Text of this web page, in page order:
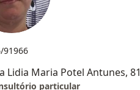
91966
particular